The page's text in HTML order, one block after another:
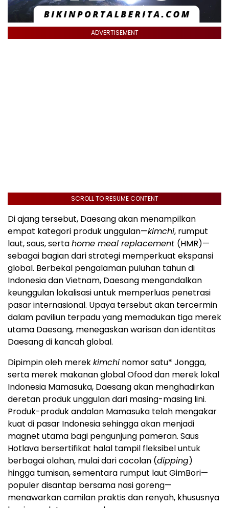
ADVERTISEMENT
SCROLL TO RESUME CONTENT
Di ajang tersebut, Daesang akan menampilkan
empat kategori produk unggulan—kimchi, rumput
laut, saus, sertahome meal replacement (HMR)—
sebagai bagian dari strategi memperkuat ekspansi
global. Berbekal pengalaman puluhan tahun di
Indonesia dan Vietnam, Daesang mengandalkan
keunggulan lokalisasi untuk memperluas penetrasi
pasar internasional. Upaya tersebut akan tercermin
dalam paviliun terpadu yang memadukan tiga merek
utama Daesang, menegaskan warisan dan identitas
Daesang di kancah global.
Dipimpin oleh merekkimchi nomor satu* Jongga,
serta merek makanan global Ofood dan merek lokal
Indonesia Mamasuka, Daesang akan menghadirkan
deretan produk unggulan dari masing-masing lini.
Produk-produk andalan Mamasuka telah mengakar
kuat di pasar Indonesia sehingga akan menjadi
magnet utama bagi pengunjung pameran. Saus
Hotlava bersertifikat halal tampil fleksibel untuk
berbagai olahan, mulai dari cocolan (dipping)
hingga tumisan, sementara rumput laut GimBori—
populer disantap bersama nasi goreng—
menawarkan camilan praktis dan renyah, khususnya